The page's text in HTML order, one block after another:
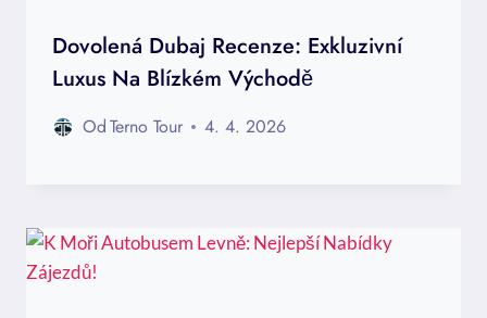
Dovolená Dubaj Recenze: Exkluzivní
Luxus Na Blízkém Východě
OdTerno Tour 4. 4. 2026